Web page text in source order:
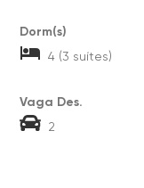
Dorm(s)
4 (3 suítes)
Vaga Des.
2